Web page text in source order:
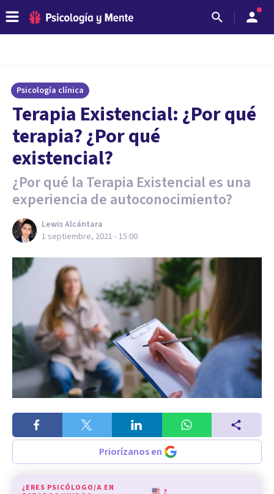
Psicología clínica
Terapia Existencial: ¿Por qué
terapia? ¿Por qué
existencial?
¿Por qué la Terapia Existencial es una
experiencia de autoconocimiento?
Lewis Alcántara
1 septiembre, 2021 - 15:00
Priorízanos en
¿ERES PSICÓLOGO/A EN
?